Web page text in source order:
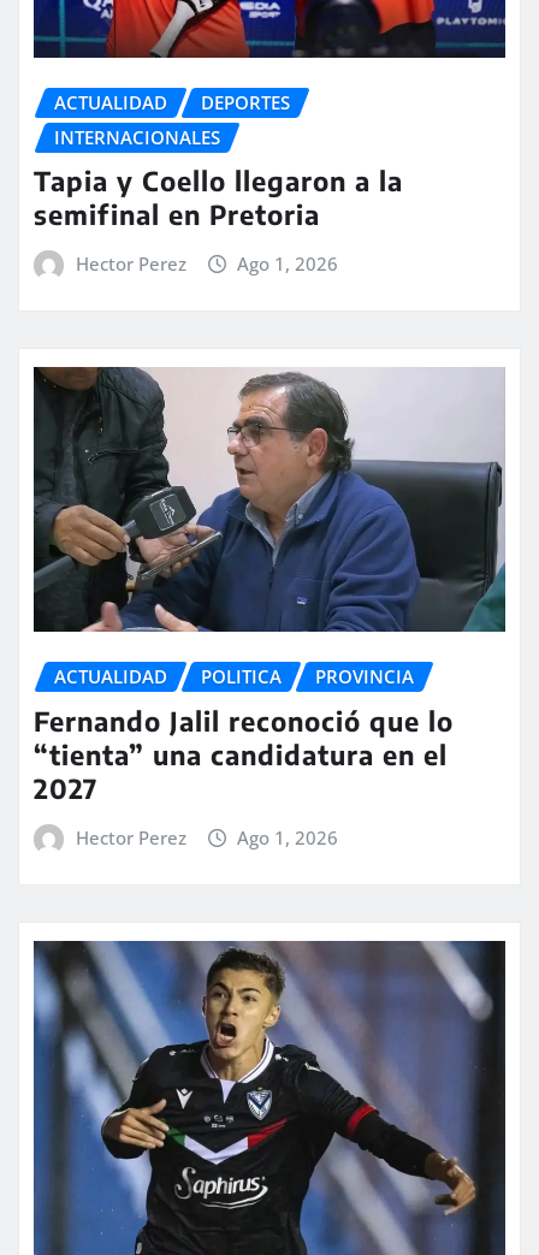
ACTUALIDAD
DEPORTES
INTERNACIONALES
Tapia y Coello llegaron a la
semifinal en Pretoria
Hector Perez Ago 1, 2026
ACTUALIDAD POLITICA PROVINCIA
Fernando Jalil reconoció que lo
“tienta” una candidatura en el
2027
Hector Perez Ago 1, 2026